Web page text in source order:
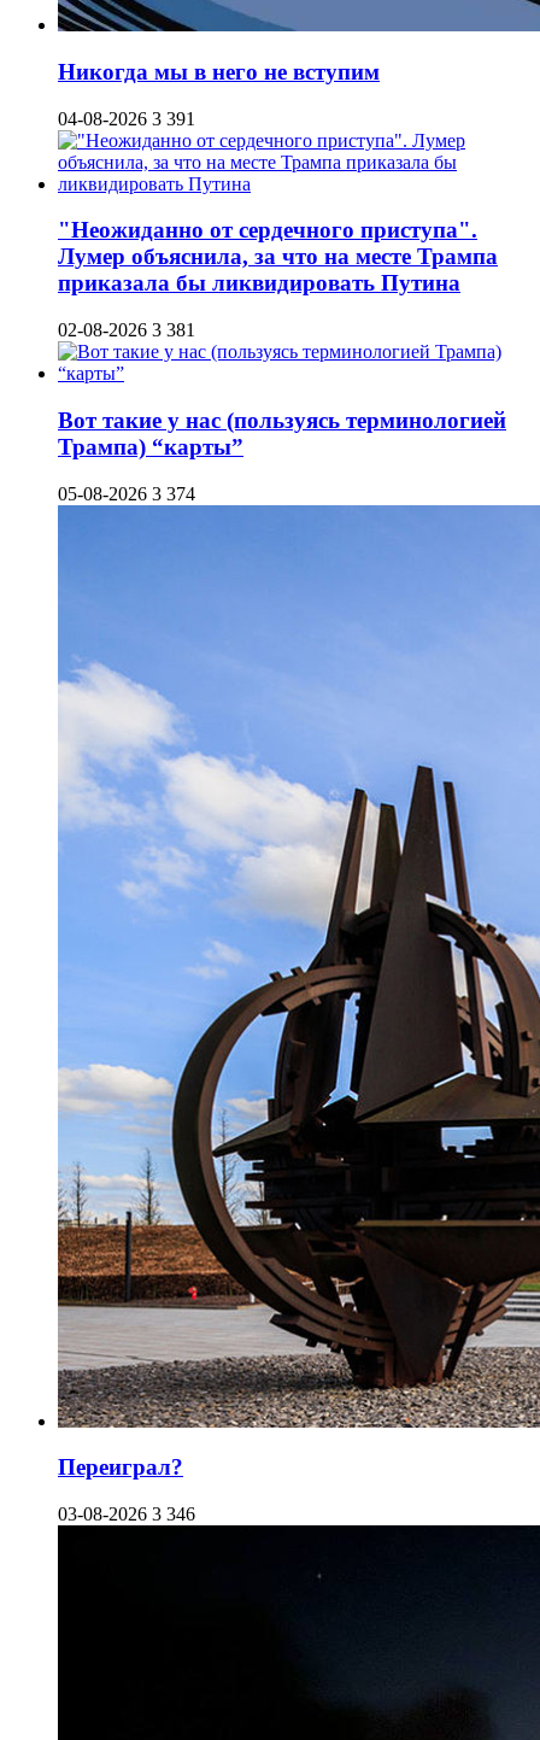
Никогда мы в него не вступим
04-08-2026 3 391
"Неожиданно от сердечного приступа".
Лумер объяснила, за что на месте Трампа
приказала бы ликвидировать Путина
02-08-2026 3 381
Вот такие у нас (пользуясь терминологией
Трампа) “карты”
05-08-2026 3 374
Переиграл?
03-08-2026 3 346